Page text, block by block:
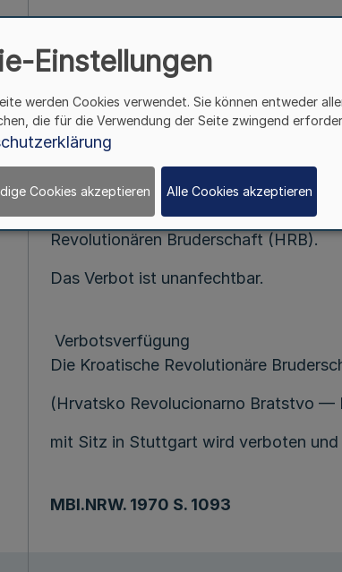
Kroatische
Bek. d.
Gemäß § 7 Abs. l des
von dem Bundesminister des Innern
Revolutionären Bruderschaft (HRB).
Das Verbot ist unanfechtbar.
Verbotsverfügung
Die Kroatische Revolutionäre
(Hrvatsko Revolucionarno Bratstvo —
mit Sitz in Stuttgart wird verboten und
MBl.NRW. 1970 S. 1093
Einstellungen
werden Cookies verwendet. Sie können entweder
die für die Verwendung der Seite zwingend
Cookies akzeptieren Alle Cookies akzeptieren